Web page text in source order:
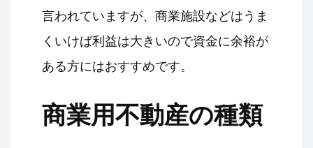
言われていますが、商業施設などはうま
くいけば利益は大きいので資金に余裕が
ある方にはおすすめです。
商業用不動産の種類